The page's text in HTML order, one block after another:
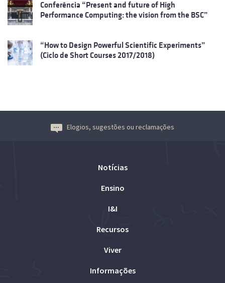
Conferência “Present and future of High
Performance Computing: the vision from the BSC”
“How to Design Powerful Scientific Experiments”
(Ciclo de Short Courses 2017/2018)
Elogios, sugestões ou reclamações
Notícias
Ensino
I&I
Recursos
Viver
Informações